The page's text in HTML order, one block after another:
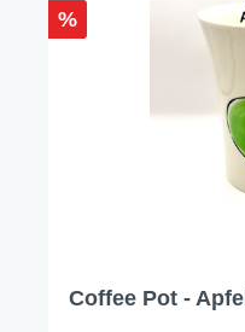
%
Coffee Pot - Apfel